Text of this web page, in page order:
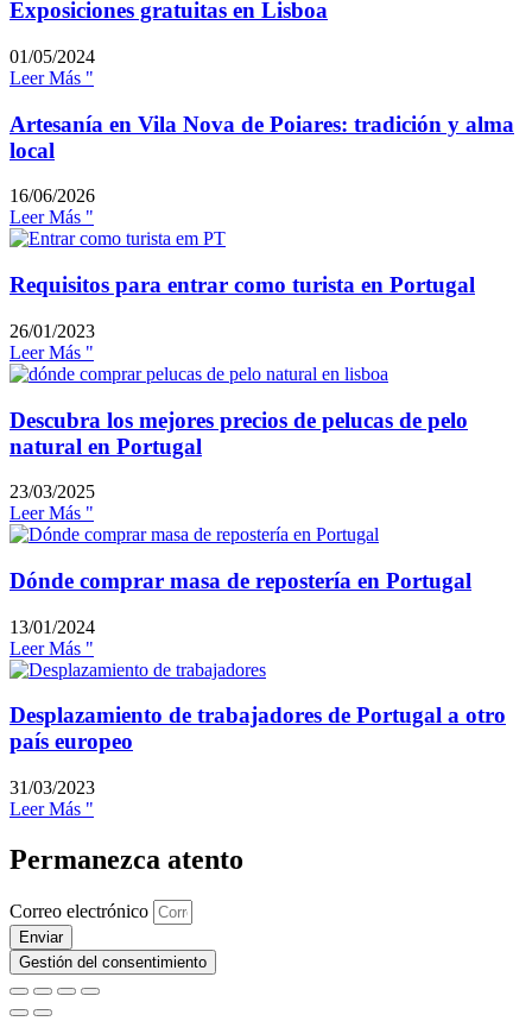
Exposiciones gratuitas en Lisboa
01/05/2024
Leer Más "
Artesanía en Vila Nova de Poiares: tradición y alma
local
16/06/2026
Leer Más "
Requisitos para entrar como turista en Portugal
26/01/2023
Leer Más "
Descubra los mejores precios de pelucas de pelo
natural en Portugal
23/03/2025
Leer Más "
Dónde comprar masa de repostería en Portugal
13/01/2024
Leer Más "
Desplazamiento de trabajadores de Portugal a otro
país europeo
31/03/2023
Leer Más "
Permanezca atento
Correo electrónico
Enviar
Gestión del consentimiento